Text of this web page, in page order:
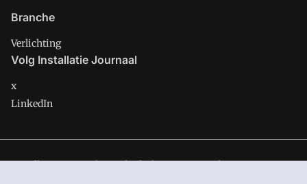
Branche
Verlichting
Volg Installatie Journaal
x
LinkedIn
Installatie Journaal is onderdeel van VMN media. Lees inons